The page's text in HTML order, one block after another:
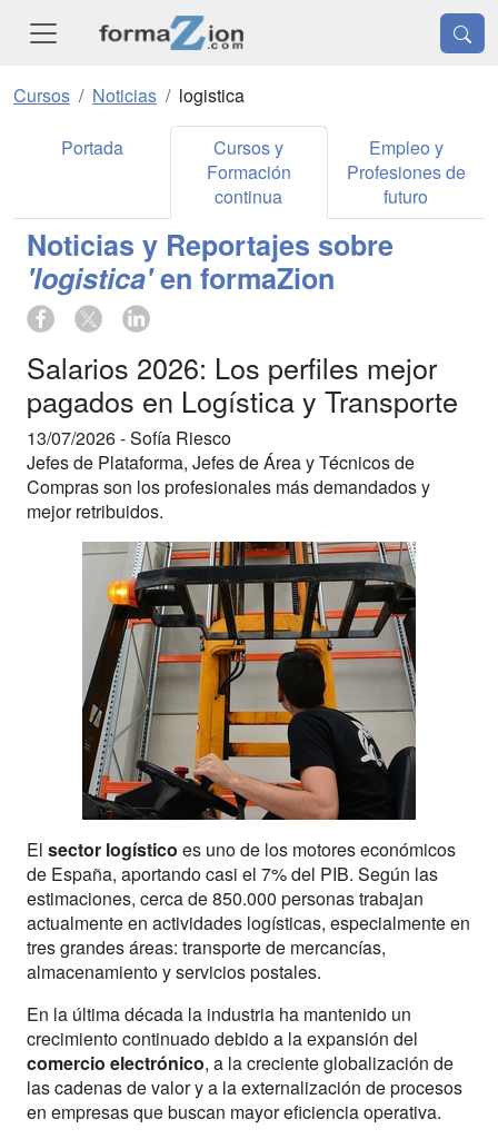
Cursos Noticias logistica
Portada
Cursos y
Formación
continua
Empleo y
Profesiones de
futuro
Noticias y Reportajes sobre
'logistica'en formaZion
Salarios 2026: Los perfiles mejor
pagados en Logística y Transporte
13/07/2026 -Sofía Riesco
Jefes de Plataforma, Jefes de Área y Técnicos de
Compras son los profesionales más demandados y
mejor retribuidos.
El sector logístico es uno de los motores económicos
de España, aportando casi el 7% del PIB. Según las
estimaciones, cerca de 850.000 personas trabajan
actualmente en actividades logísticas, especialmente en
tres grandes áreas: transporte de mercancías,
almacenamiento y servicios postales.
En la última década la industria ha mantenido un
crecimiento continuado debido a la expansión del
comercio electrónico, a la creciente globalización de
las cadenas de valor y a la externalización de procesos
en empresas que buscan mayor eficiencia operativa.